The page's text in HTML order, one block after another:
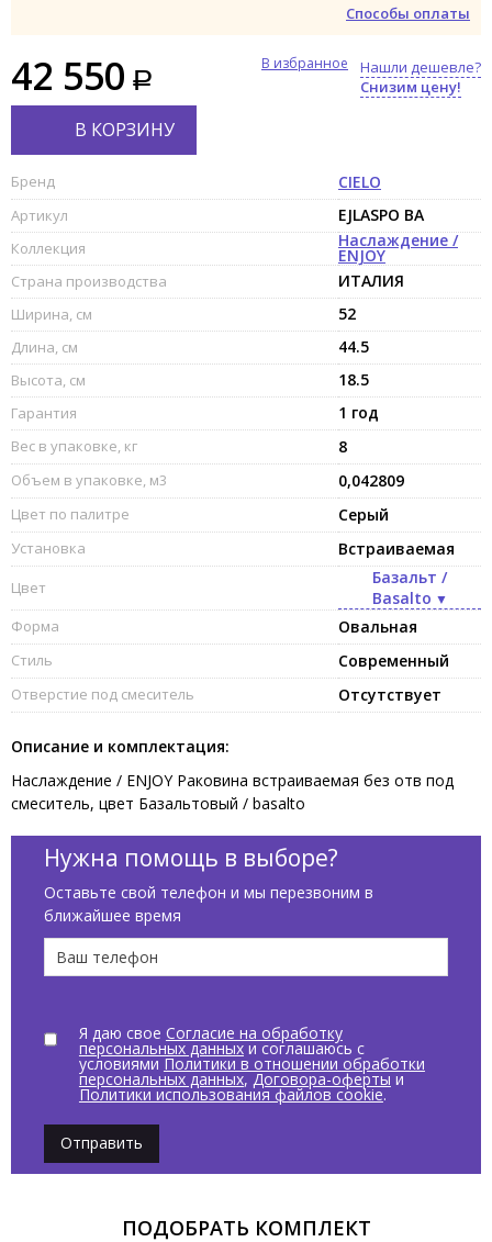
Способы оплаты
42 550
Нашли дешевле?
Снизим цену!
В избранное
В КОРЗИНУ
Бренд CIELO
Артикул EJLASPO BA
Коллекция Наслаждение /
ENJOY
Страна производства ИТАЛИЯ
Ширина, см 52
Длина, см 44.5
Высота, см 18.5
Гарантия 1 год
Вес в упаковке, кг 8
Объем в упаковке, м3 0,042809
Цвет по палитре Серый
Установка Встраиваемая
Цвет
Базальт /
Basalto
Форма Овальная
Стиль Современный
Отверстие под смеситель Отсутствует
Описание и комплектация:
Наслаждение / ENJOY Раковина встраиваемая без отв под
смеситель, цвет Базальтовый / basalto
Нужна помощь в выборе?
Оставьте свой телефон и мы перезвоним в
ближайшее время
Я даю свое Согласие на обработку
персональных данныхи соглашаюсь с
условиямиПолитики в отношении обработки
персональных данных,Договора-офертыи
Политики использования файлов cookie.
Отправить
ПОДОБРАТЬ КОМПЛЕКТ